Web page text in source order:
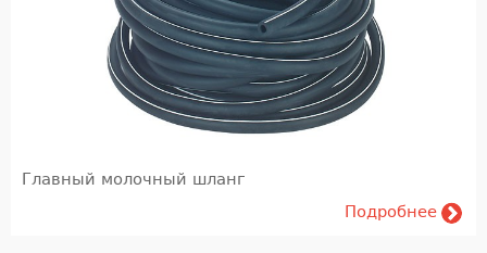
Главный молочный шланг
Подробнее